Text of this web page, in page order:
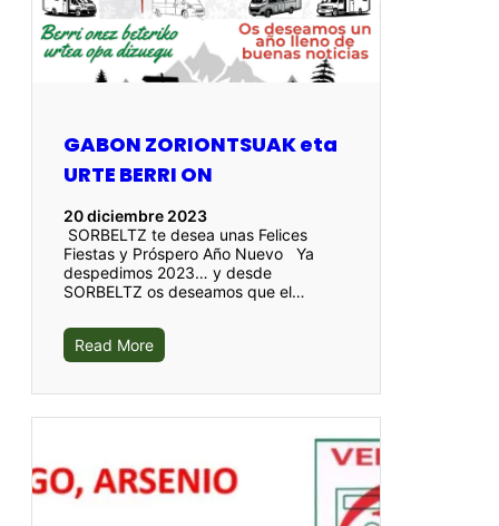
GABON ZORIONTSUAK eta
URTE BERRI ON
20 diciembre 2023
SORBELTZ te desea unas Felices
Fiestas y Próspero Año Nuevo Ya
despedimos 2023… y desde
SORBELTZ os deseamos que el…
Read More